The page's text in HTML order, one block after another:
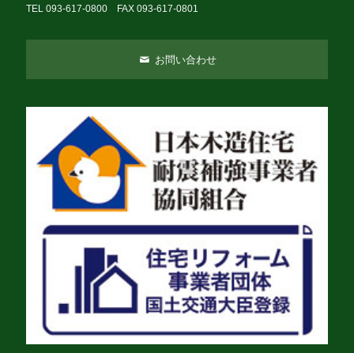
TEL 093-617-0800 FAX 093-617-0801
お問い合わせ